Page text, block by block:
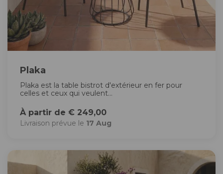
Plaka
Plaka est la table bistrot d'extérieur en fer pour
celles et ceux qui veulent...
À partir de € 249,00
Livraison prévue le 17 Aug